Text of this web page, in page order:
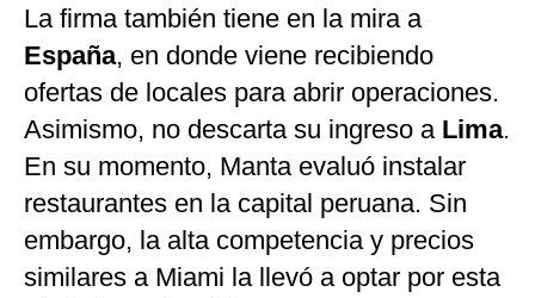
La firma también tiene en la mira a
España, en donde viene recibiendo
ofertas de locales para abrir operaciones.
Asimismo, no descarta su ingreso a Lima.
En su momento, Manta evaluó instalar
restaurantes en la capital peruana. Sin
embargo, la alta competencia y precios
similares a Miami la llevó a optar por esta